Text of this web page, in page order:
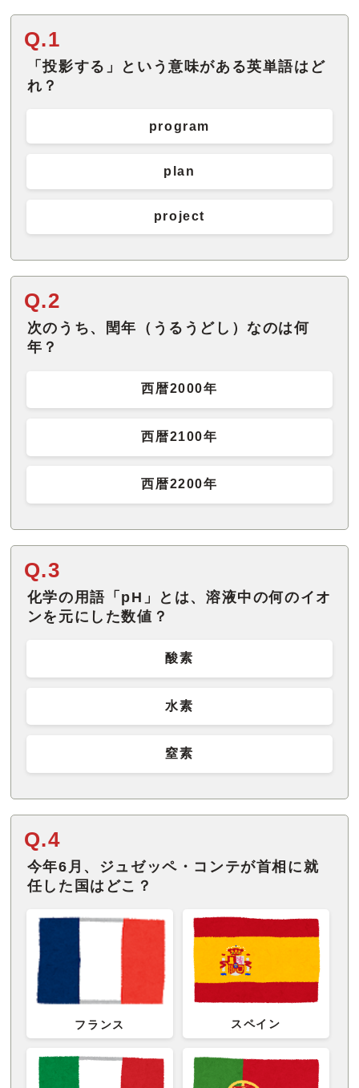
Q.1
「投影する」という意味がある英単語はど
れ？
program
plan
project
Q.2
次のうち、閏年（うるうどし）なのは何
年？
西暦2000年
西暦2100年
西暦2200年
Q.3
化学の用語「pH」とは、溶液中の何のイオ
ンを元にした数値？
酸素
水素
窒素
Q.4
今年6月、ジュゼッペ・コンテが首相に就
任した国はどこ？
フランス スペイン